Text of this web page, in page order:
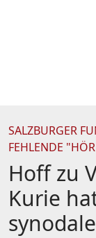
SALZBURGER
FEHLENDE
Hoff zu
Kurie